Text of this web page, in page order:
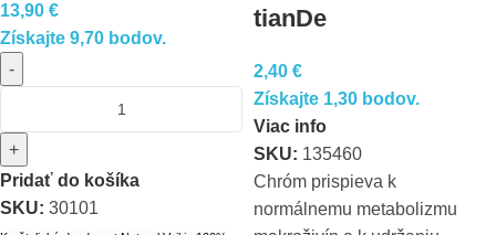
13,90 €
Získajte 9,70 bodov.
-
+
Pridať do košíka
SKU: 30101
tianDe
2,40 €
Získajte 1,30 bodov.
Viac info
SKU: 135460
Chróm prispieva k
normálnemu metabolizmu